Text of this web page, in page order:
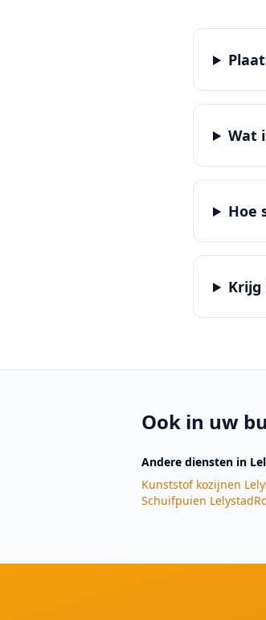
Wat
Hoe
Krijg
Ook in uw
Andere diensten in
Kunststof kozijnen
Schuifpuien Lelystad